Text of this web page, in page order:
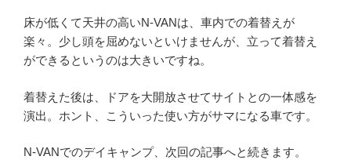
床が低くて天井の高いN-VANは、車内での着替えが
楽々。少し頭を屈めないといけませんが、立って着替え
ができるというのは大きいですね。
着替えた後は、ドアを大開放させてサイトとの一体感を
演出。ホント、こういった使い方がサマになる車です。
N-VANでのデイキャンプ、次回の記事へと続きます。